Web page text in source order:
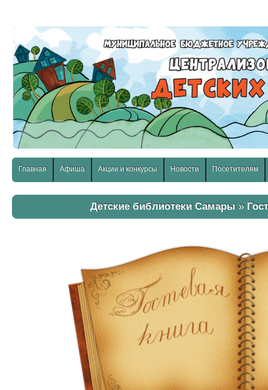
Главная Афиша Акции и конкурсы Новости Посетителям
Детские библиотеки Самары »